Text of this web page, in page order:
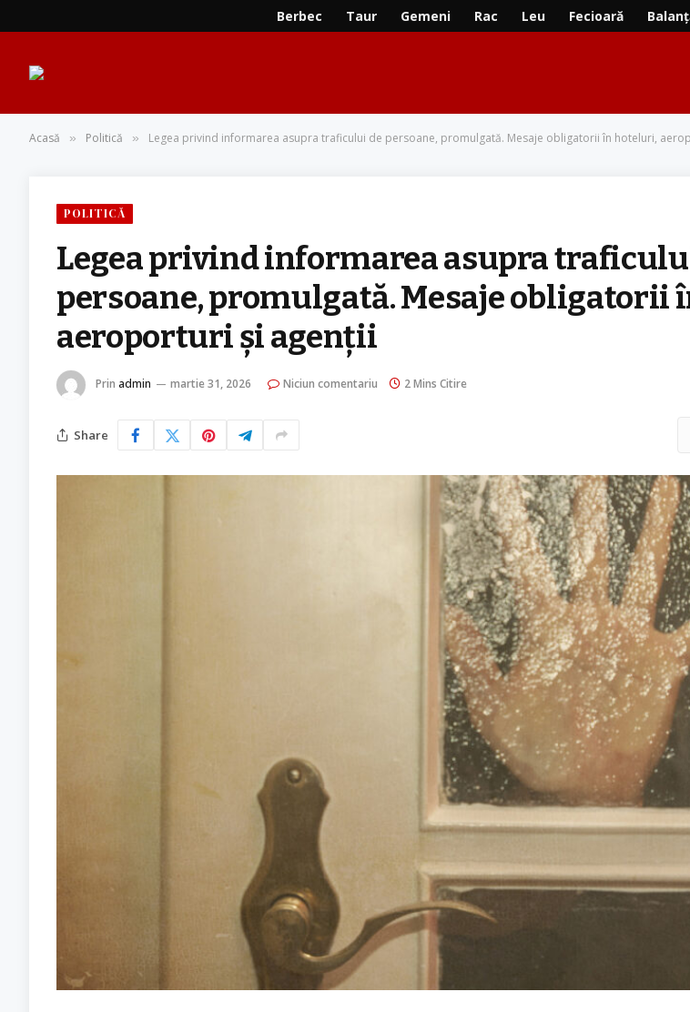
Berbec Taur Gemeni Rac Leu Fecioară
Acasă » Politică » Legea privind informarea asupra traficului de persoane, promulgată. Mesaje obligatorii în hoteluri,
POLITICĂ
Legea privind informarea asupra
persoane, promulgată. Mesaje obligatorii
aeroporturi și agenții
Prin admin martie 31, 2026 Niciun comentariu 2 Mins Citire
Share